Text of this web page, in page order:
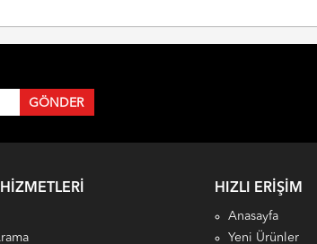
HIZLI ERIŞIM
Anasayfa
Yeni Ürünler